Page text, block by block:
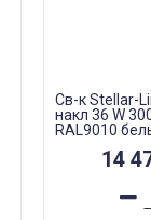
Св-к Stellar-
накл 36 W
RAL9010
14